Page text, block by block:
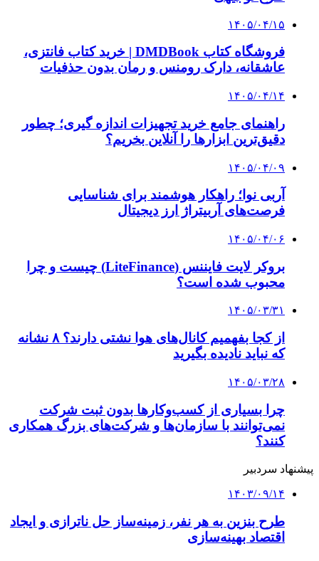
۱۴۰۵/۰۴/۱۵
فروشگاه کتاب DMDBook | خرید کتاب فانتزی،
عاشقانه، دارک رومنس و رمان بدون حذفیات
۱۴۰۵/۰۴/۱۴
راهنمای جامع خرید تجهیزات اندازه گیری؛ چطور
دقیق‌ترین ابزارها را آنلاین بخریم؟
۱۴۰۵/۰۴/۰۹
آربی نوا؛ راهکار هوشمند برای شناسایی
فرصت‌های آربیتراژ ارز دیجیتال
۱۴۰۵/۰۴/۰۶
بروکر لایت فایننس (LiteFinance) چیست و چرا
محبوب شده است؟
۱۴۰۵/۰۳/۳۱
از کجا بفهمیم کانال‌های هوا نشتی دارند؟ ۸ نشانه
که نباید نادیده بگیرید
۱۴۰۵/۰۳/۲۸
چرا بسیاری از کسب‌وکارها بدون ثبت شرکت
نمی‌توانند با سازمان‌ها و شرکت‌های بزرگ همکاری
کنند؟
پیشنهاد سردبیر
۱۴۰۳/۰۹/۱۴
طرح بنزین به هر نفر، زمینه‌ساز حل ناترازی و ایجاد
اقتصاد بهینه‌سازی